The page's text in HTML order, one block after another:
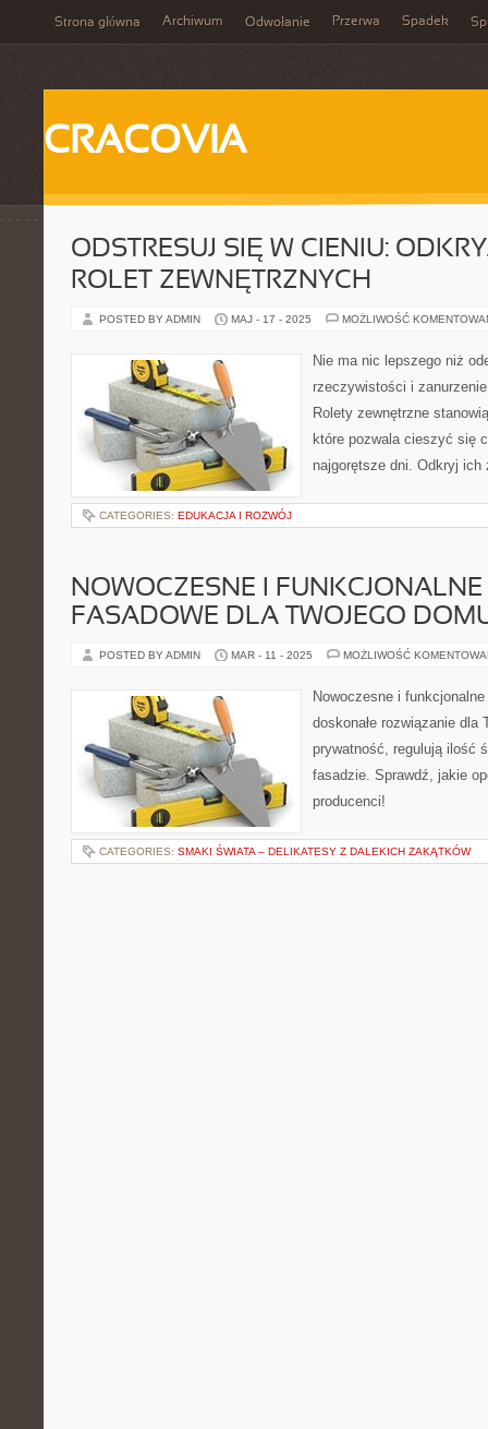
Strona główna Archiwum Odwołanie Przerwa Spadek
CRACOVIA
ODSTRESUJ SIĘ W CIENIU:
ROLET ZEWNĘTRZNYCH
POSTED BY ADMIN MAJ - 17 - 2025 MOŻLIWOŚĆ
Nie ma nic lepszego niż
rzeczywistości i
Rolety zewnętrzne
które pozwala cieszyć się
najgorętsze dni. Odkryj
CATEGORIES: EDUKACJA I ROZWÓJ
NOWOCZESNE I
FASADOWE DLA TWOJEGO
POSTED BY ADMIN MAR - 11 - 2025 MOŻLIWOŚĆ
Nowoczesne i
doskonałe rozwiązanie dla
prywatność, regulują ilość
fasadzie. Sprawdź, jakie
producenci!
CATEGORIES: SMAKI ŚWIATA – DELIKATESY Z DALEKICH ZAKĄTKÓW